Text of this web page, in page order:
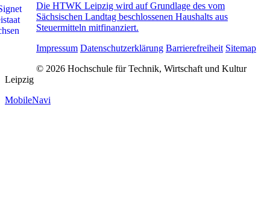
Die HTWK Leipzig wird auf Grundlage des vom
Sächsischen Landtag beschlossenen Haushalts aus
Steuermitteln mitfinanziert.
Impressum Datenschutzerklärung Barrierefreiheit Sitemap
© 2026 Hochschule für Technik, Wirtschaft und Kultur
Leipzig
MobileNavi